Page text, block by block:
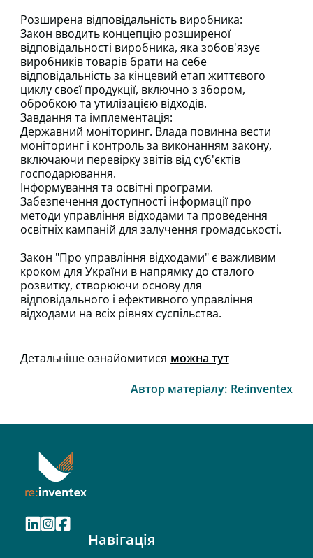
Розширена відповідальність виробника:
Закон вводить концепцію розширеної
відповідальності виробника, яка зобов'язує
виробників товарів брати на себе
відповідальність за кінцевий етап життєвого
циклу своєї продукції, включно з збором,
обробкою та утилізацією відходів.
Завдання та імплементація:
Державний моніторинг. Влада повинна вести
моніторинг і контроль за виконанням закону,
включаючи перевірку звітів від суб'єктів
господарювання.
Інформування та освітні програми.
Забезпечення доступності інформації про
методи управління відходами та проведення
освітніх кампаній для залучення громадськості.
Закон "Про управління відходами" є важливим
кроком для України в напрямку до сталого
розвитку, створюючи основу для
відповідального і ефективного управління
відходами на всіх рівнях суспільства.
Детальніше ознайомитися можна тут
Автор матеріалу: Re:inventex
Навігація